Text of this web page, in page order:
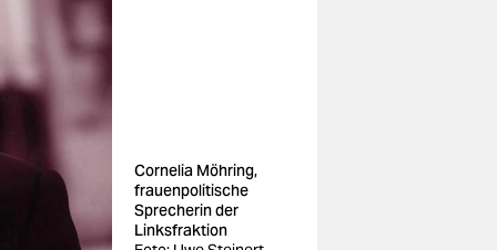
Cornelia Möhring,
frauenpolitische
Sprecherin der
Linksfraktion